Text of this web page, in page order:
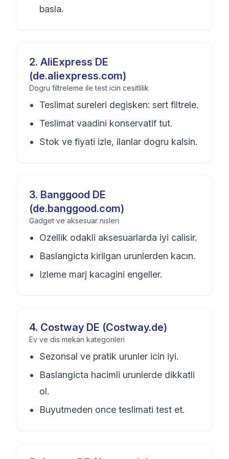
basla.
2. AliExpress DE
(de.aliexpress.com)
Dogru filtreleme ile test icin cesitlilik
Teslimat sureleri degisken: sert filtrele.
Teslimat vaadini konservatif tut.
Stok ve fiyati izle, ilanlar dogru kalsin.
3. Banggood DE
(de.banggood.com)
Gadget ve aksesuar nisleri
Ozellik odakli aksesuarlarda iyi calisir.
Baslangicta kirilgan urunlerden kacın.
Izleme marj kacagini engeller.
4. Costway DE (Costway.de)
Ev ve dis mekan kategorileri
Sezonsal ve pratik urunler icin iyi.
Baslangicta hacimli urunlerde dikkatli
ol.
Buyutmeden once teslimati test et.